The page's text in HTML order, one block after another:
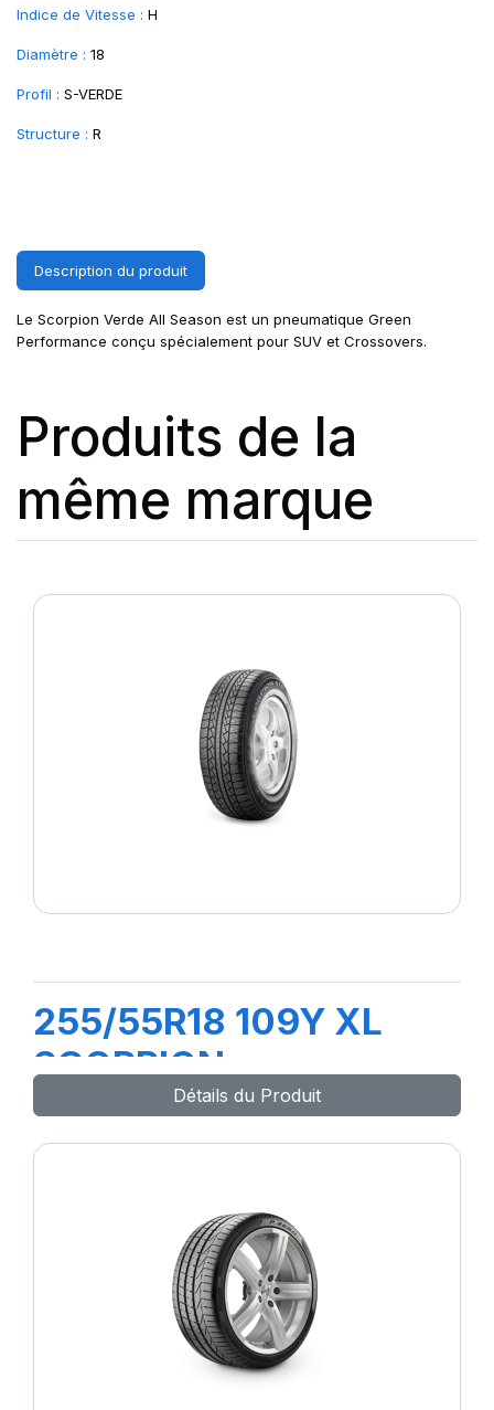
Indice de Vitesse : H
Diamètre : 18
Profil : S-VERDE
Structure : R
Description du produit
Le Scorpion Verde All Season est un pneumatique Green
Performance conçu spécialement pour SUV et Crossovers.
Produits de la
même marque
255/55R18 109Y XL
SCORPION
Détails du Produit